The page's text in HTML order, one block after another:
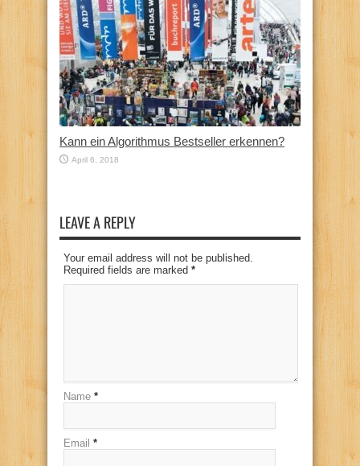
Kann ein Algorithmus Bestseller erkennen?
April 6, 2018
LEAVE A REPLY
Your email address will not be published.
Required fields are marked *
Name *
Email *